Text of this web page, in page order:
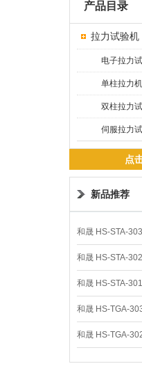
产品目录
拉力试验机
电子拉力
单柱拉力机
双柱拉力
伺服拉力
点
新品推荐
和晟 HS-STA-
和晟 HS-STA-
和晟 HS-STA-
和晟 HS-TGA-
和晟 HS-TGA-